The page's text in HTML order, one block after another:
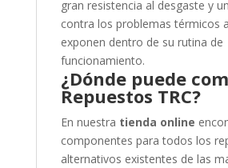
gran resistencia al desgaste y
contra los problemas térmicos
exponen dentro de su rutina de
funcionamiento.
¿Dónde puede
Repuestos TRC?
En nuestra tienda online
componentes para todos los
alternativos existentes de las